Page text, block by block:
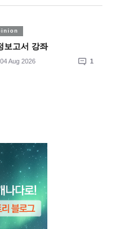
보고서 강좌
04 Aug 2026 1